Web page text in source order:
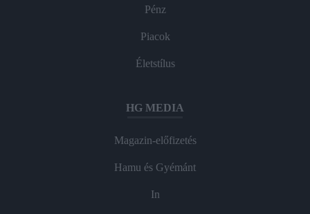
Pénz
Piacok
Életstílus
HG MEDIA
Magazin-előfizetés
Hamu és Gyémánt
In